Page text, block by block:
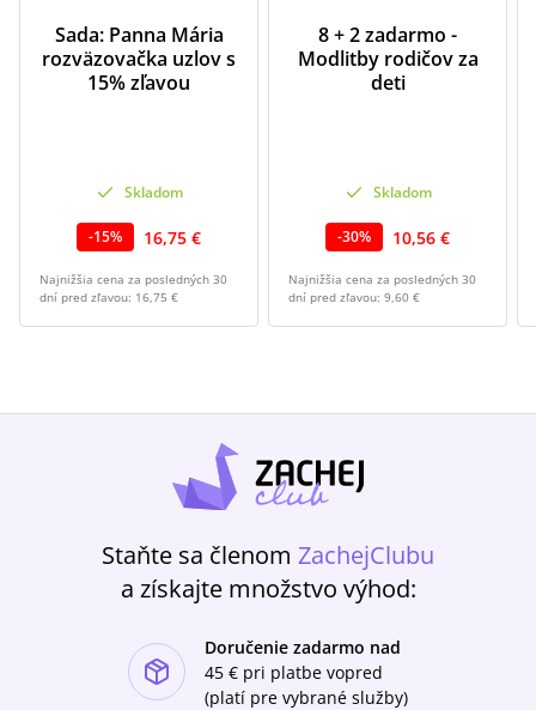
Sada: Panna Mária
rozväzovačka uzlov s
15% zľavou
Skladom
-15% 16,75 €
Najnižšia cena za posledných 30
dní pred zľavou: 16,75 €
8 + 2 zadarmo -
Modlitby rodičov za
deti
Skladom
-30% 10,56 €
Najnižšia cena za posledných 30
dní pred zľavou: 9,60 €
Staňte sa členom ZachejClubu
a získajte množstvo výhod:
Doručenie zadarmo nad
45 € pri platbe vopred
(platí pre vybrané služby)